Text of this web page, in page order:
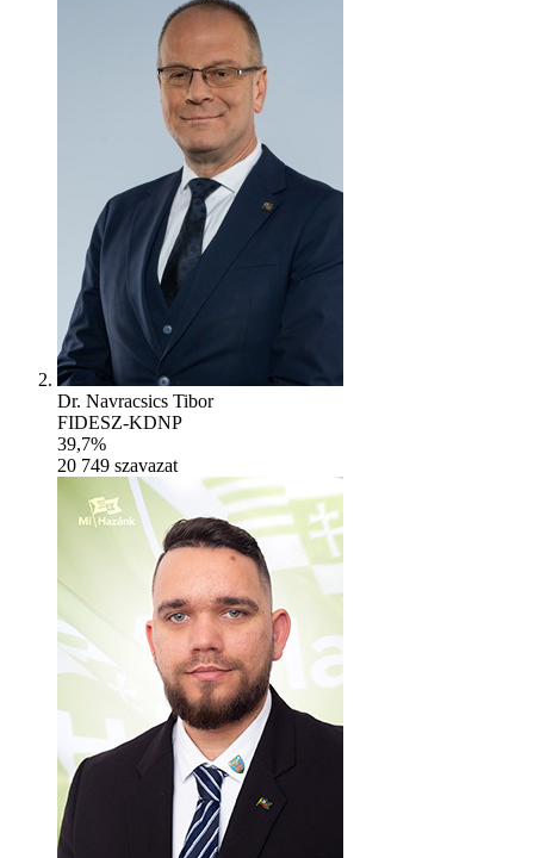
Dr. Navracsics Tibor
FIDESZ-KDNP
39,7%
20 749 szavazat